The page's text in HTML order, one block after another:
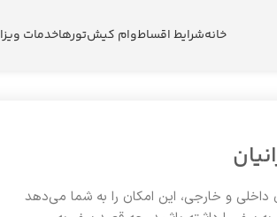
خانهشرایط اقساطوام کیشتورهاخدمات ویزا
داخلی و خارجی، این امکان را به شما می‌دهد